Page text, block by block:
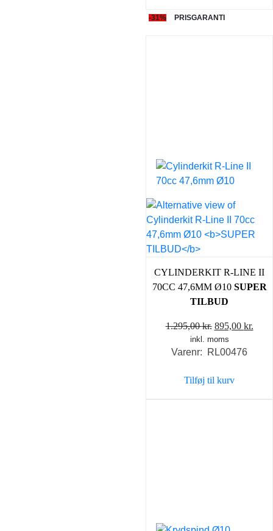
-31% PRISGARANTI
CYLINDERKIT R-LINE II
70CC 47,6MM Ø10 SUPER
TILBUD
1.295,00kr. Den
oprindelige
pris
1.295,00 kr..
895,00 kr.
inkl. moms
Varenr: RL00476
Tilføj til kurv